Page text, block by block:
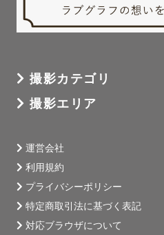
撮影カテゴリ
撮影エリア
運営会社
利用規約
プライバシーポリシー
特定商取引法に基づく表記
対応ブラウザについて